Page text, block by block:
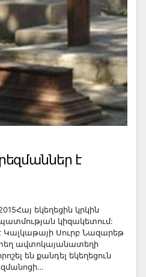
է
եկեղեցին կրկին
կիզակետում:
Կալկաթայի Սուրբ Նազարեթ
ավտոկայանատեղի
են քանդել եկեղեցուն